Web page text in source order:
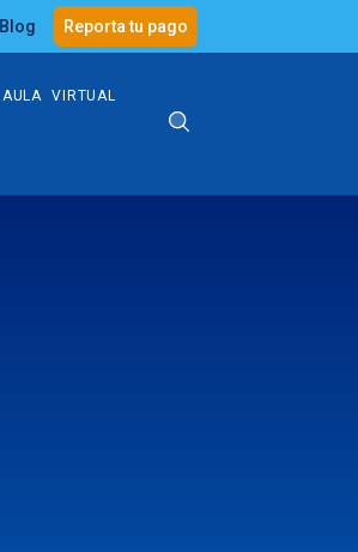
Blog Reporta tu pago
AULA VIRTUAL